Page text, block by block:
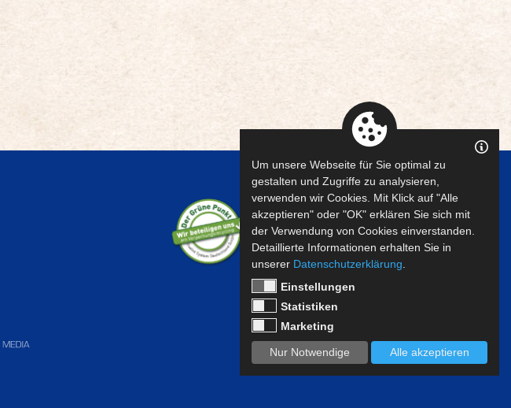
Um unsere Webseite für Sie optimal zu
gestalten und Zugriffe zu analysieren,
verwenden wir Cookies. Mit Klick auf "Alle
akzeptieren" oder "OK" erklären Sie sich mit
der Verwendung von Cookies einverstanden.
Detaillierte Informationen erhalten Sie in
unserer Datenschutzerklärung
Einstellungen
Statistiken
Marketing
Nur Notwendige Alle akzeptieren